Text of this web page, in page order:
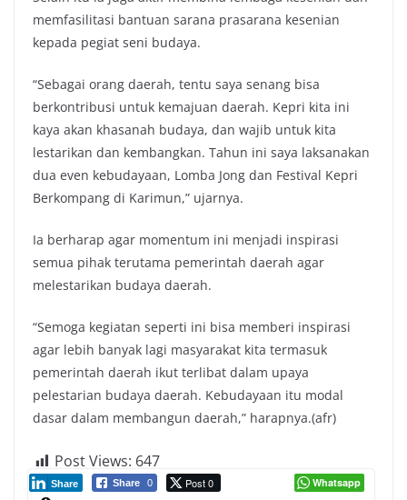
memfasilitasi bantuan sarana prasarana kesenian
kepada pegiat seni budaya.
“Sebagai orang daerah, tentu saya senang bisa
berkontribusi untuk kemajuan daerah. Kepri kita ini
kaya akan khasanah budaya, dan wajib untuk kita
lestarikan dan kembangkan. Tahun ini saya laksanakan
dua even kebudayaan, Lomba Jong dan Festival Kepri
Berkompang di Karimun,” ujarnya.
Ia berharap agar momentum ini menjadi inspirasi
semua pihak terutama pemerintah daerah agar
melestarikan budaya daerah.
“Semoga kegiatan seperti ini bisa memberi inspirasi
agar lebih banyak lagi masyarakat kita termasuk
pemerintah daerah ikut terlibat dalam upaya
pelestarian budaya daerah. Kebudayaan itu modal
dasar dalam membangun daerah,” harapnya.(afr)
Post Views: 647
Share 0 Post 0
Share Whatsapp